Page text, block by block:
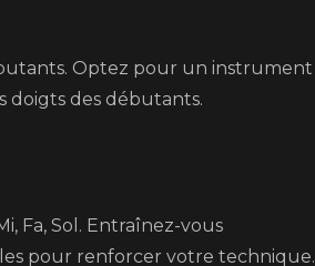
Optez pour un instrument
doigts des débutants.
Fa, Sol. Entraînez-vous
pour renforcer votre technique.